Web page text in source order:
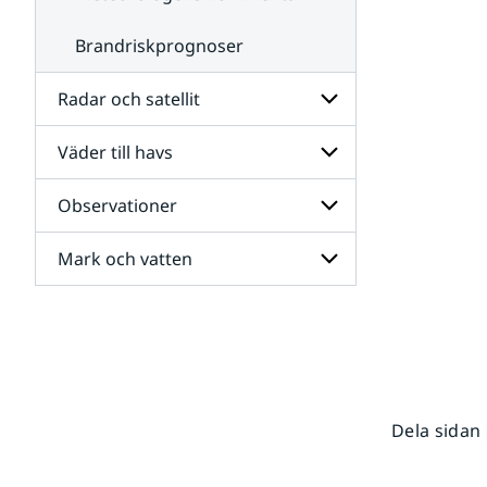
Brandriskprognoser
Radar och satellit
Undersidor
för
Radar
och
satellit
Väder till havs
Undersidor
för
Väder
till
havs
Observationer
Undersidor
för
Mark och vatten
Dela sidan